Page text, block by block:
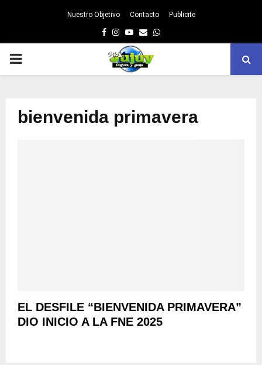
Nuestro Objetivo Contacto Publicite
Facebook
Instagram
Youtube
EmailWhatsapp
PRIMARY
bienvenida primavera
EL DESFILE “BIENVENIDA PRIMAVERA”
DIO INICIO A LA FNE 2025